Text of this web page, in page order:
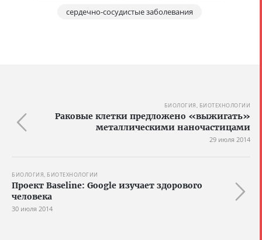
сердечно-сосудистые заболевания
БИОЛОГИЯ, БИОТЕХНОЛОГИИ
Раковые клетки предложено «выжигать»
металлическими наночастицами
29 июля 2014
БИОЛОГИЯ, БИОТЕХНОЛОГИИ
Проект Baseline: Google изучает здорового
человека
30 июля 2014